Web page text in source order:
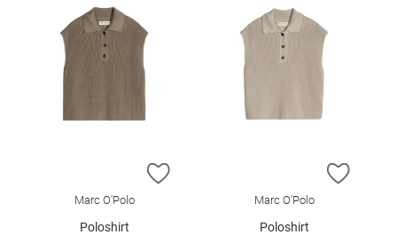
ZUR WUNSCHLISTE HINZUFÜGEN
Marc O'Polo
Poloshirt
ZUR
Marc O'Polo
Poloshirt